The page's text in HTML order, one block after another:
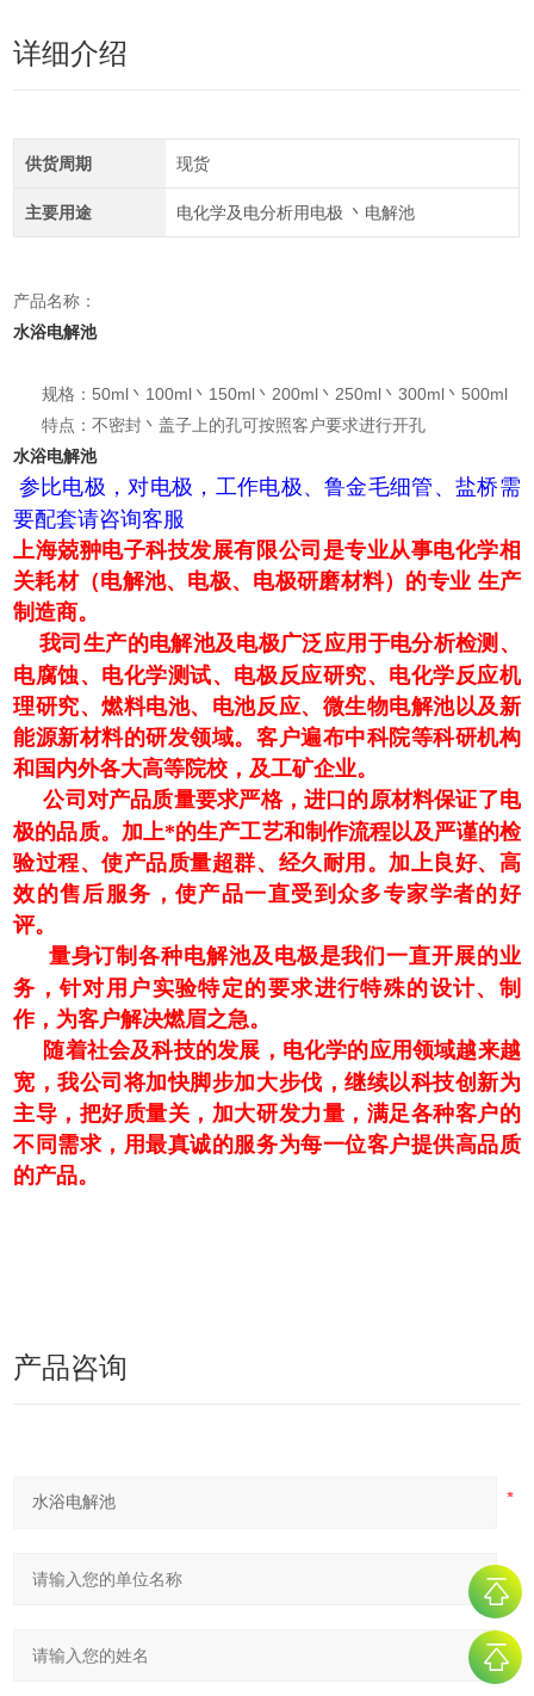
详细介绍
供货周期 现货
主要用途 电化学及电分析用电极 丶电解池
产品名称：
水浴电解池
规格：50ml丶100ml丶150ml丶200ml丶250ml丶300ml丶500ml
特点：不密封丶盖子上的孔可按照客户要求进行开孔
水浴电解池
参比电极，对电极，工作电极、鲁金毛细管、盐桥需
要配套请咨询客服
上海兢翀电子科技发展有限公司是专业从事电化学相
关耗材（电解池、电极、电极研磨材料）的专业 生产
制造商。
我司生产的电解池及电极广泛应用于电分析检测、
电腐蚀、电化学测试、电极反应研究、电化学反应机
理研究、燃料电池、电池反应、微生物电解池以及新
能源新材料的研发领域。客户遍布中科院等科研机构
和国内外各大高等院校，及工矿企业。
公司对产品质量要求严格，进口的原材料保证了电
极的品质。加上*的生产工艺和制作流程以及严谨的检
验过程、使产品质量超群、经久耐用。加上良好、高
效的售后服务，使产品一直受到众多专家学者的好
评。
量身订制各种电解池及电极是我们一直开展的业
务，针对用户实验特定的要求进行特殊的设计、制
作，为客户解决燃眉之急。
随着社会及科技的发展，电化学的应用领域越来越
宽，我公司将加快脚步加大步伐，继续以科技创新为
主导，把好质量关，加大研发力量，满足各种客户的
不同需求，用最真诚的服务为每一位客户提供高品质
的产品。
产品咨询